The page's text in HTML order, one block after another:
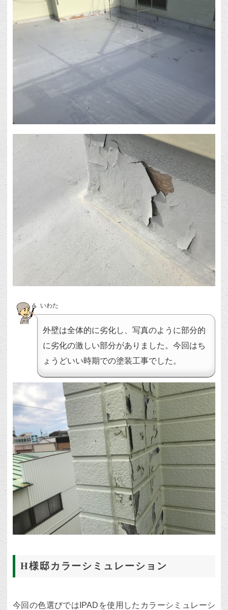
いわた
外壁は全体的に劣化し、写真のように部分的
に劣化の激しい部分がありました。今回はち
ょうどいい時期での塗装工事でした。
H様邸カラーシミュレーション
今回の色選びではIPADを使用したカラーシミュレーシ